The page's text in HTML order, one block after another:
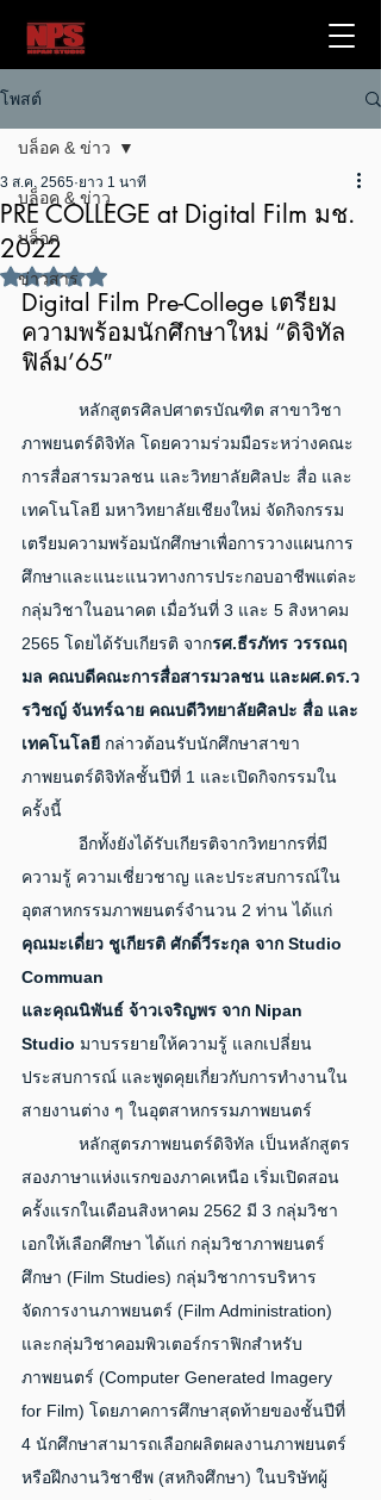
โพสต์
บล็อค & ข่าว
บล็อค
ข่าวสาร
บล็อค & ข่าว
PRE COLLEGE at Digital Film มช.
2022
3 ส.ค. 2565 ยาว 1 นาที
ได้รับ NaN เต็ม 5 ดาว
Digital Film Pre-College เตรียม
ความพร้อมนักศึกษาใหม่ “ดิจิทัล
ฟิล์ม’65″
ภาพยนตร์ดิจิทัล โดยความร่วมมือระหว่างคณะ
การสื่อสารมวลชน และวิทยาลัยศิลปะ สื่อ และ
เทคโนโลยี มหาวิทยาลัยเชียงใหม่ จัดกิจกรรม
เตรียมความพร้อมนักศึกษาเพื่อการวางแผนการ
ศึกษาและแนะแนวทางการประกอบอาชีพแต่ละ
กลุ่มวิชาในอนาคต เมื่อวันที่ 3 และ 5 สิงหาคม
2565 โดยได้รับเกียรติ จากรศ.ธีรภัทร วรรณฤ
มล คณบดีคณะการสื่อสารมวลชน และผศ.ดร.ว
รวิชญ์ จันทร์ฉาย คณบดีวิทยาลัยศิลปะ สื่อ และ
เทคโนโลยี กล่าวต้อนรับนักศึกษาสาขา
ภาพยนตร์ดิจิทัลชั้นปีที่ 1 และเปิดกิจกรรมใน
ครั้งนี้
ความรู้ ความเชี่ยวชาญ และประสบการณ์ใน
อุตสาหกรรมภาพยนตร์จำนวน 2 ท่าน ได้แก่
คุณมะเดี่ยว ชูเกียรติ ศักดิ์วีระกุล จาก Studio
Commuan
และคุณนิพันธ์ จ้าวเจริญพร จาก Nipan
Studio มาบรรยายให้ความรู้ แลกเปลี่ยน
ประสบการณ์ และพูดคุยเกี่ยวกับการทำงานใน
สายงานต่าง ๆ ในอุตสาหกรรมภาพยนตร์
สองภาษาแห่งแรกของภาคเหนือ เริ่มเปิดสอน
ครั้งแรกในเดือนสิงหาคม 2562 มี 3 กลุ่มวิชา
เอกให้เลือกศึกษา ได้แก่ กลุ่มวิชาภาพยนตร์
ศึกษา (Film Studies) กลุ่มวิชาการบริหาร
จัดการงานภาพยนตร์ (Film Administration)
และกลุ่มวิชาคอมพิวเตอร์กราฟิกสำหรับ
ภาพยนตร์ (Computer Generated Imagery
for Film) โดยภาคการศึกษาสุดท้ายของชั้นปีที่
4 นักศึกษาสามารถเลือกผลิตผลงานภาพยนตร์
หรือฝึกงานวิชาชีพ (สหกิจศึกษา) ในบริษัทผู้